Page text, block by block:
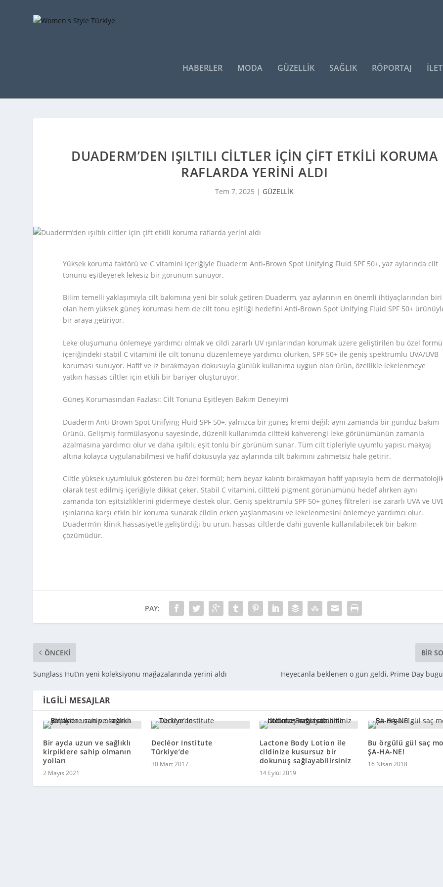
HABERLER MODA GÜZELLİK SAĞLIK RÖPORTAJ
DUADERM’DEN IŞILTILI CILTLER IÇIN ÇIFT ETKILI KORUMA
RAFLARDA YERINI ALDI
Tem 7, 2025 | GÜZELLİK
Yüksek koruma faktörü ve C vitamini içeriğiyle Duaderm Anti‑Brown Spot Unifying Fluid SPF 50+, yaz aylarında cilt
tonunu eşitleyerek lekesiz bir görünüm sunuyor.
Bilim temelli yaklaşımıyla cilt bakımına yeni bir soluk getiren Duaderm, yaz aylarının en önemli ihtiyaçlarından biri
olan hem yüksek güneş koruması hem de cilt tonu eşitliği hedefini Anti‑Brown Spot Unifying Fluid SPF 50+
bir araya getiriyor.
Leke oluşumunu önlemeye yardımcı olmak ve cildi zararlı UV ışınlarından korumak üzere geliştirilen bu özel
içeriğindeki stabil C vitamini ile cilt tonunu düzenlemeye yardımcı olurken, SPF 50+ ile geniş spektrumlu UVA/UVB
koruması sunuyor. Hafif ve iz bırakmayan dokusuyla günlük kullanıma uygun olan ürün, özellikle lekelenmeye
yatkın hassas ciltler için etkili bir bariyer oluşturuyor.
Güneş Korumasından Fazlası: Cilt Tonunu Eşitleyen Bakım Deneyimi
Duaderm Anti‑Brown Spot Unifying Fluid SPF 50+, yalnızca bir güneş kremi değil; aynı zamanda bir gündüz bakım
ürünü. Gelişmiş formülasyonu sayesinde, düzenli kullanımda ciltteki kahverengi leke görünümünün zamanla
azalmasına yardımcı olur ve daha ışıltılı, eşit tonlu bir görünüm sunar. Tüm cilt tipleriyle uyumlu yapısı, makyaj
altına kolayca uygulanabilmesi ve hafif dokusuyla yaz aylarında cilt bakımını zahmetsiz hale getirir.
Ciltle yüksek uyumluluk gösteren bu özel formül; hem beyaz kalıntı bırakmayan hafif yapısıyla hem de
olarak test edilmiş içeriğiyle dikkat çeker. Stabil C vitamini, ciltteki pigment görünümünü hedef alırken aynı
zamanda ton eşitsizliklerini gidermeye destek olur. Geniş spektrumlu SPF 50+ güneş filtreleri ise zararlı UVA ve
ışınlarına karşı etkin bir koruma sunarak cildin erken yaşlanmasını ve lekelenmesini önlemeye yardımcı olur.
Duaderm’in klinik hassasiyetle geliştirdiği bu ürün, hassas ciltlerde dahi güvenle kullanılabilecek bir bakım
çözümüdür.
PAY:
ÖNCEKI
Sunglass Hut’ın yeni koleksiyonu mağazalarında yerini aldı
BIR
Heyecanla beklenen o gün geldi, Prime Day
İLGILI MESAJLAR
Bir ayda uzun ve sağlıklı
kirpiklere sahip olmanın
yolları
2 Mayıs 2021
Decléor Institute
Türkiye’de
30 Mart 2017
Lactone Body Lotion ile
cildinize kusursuz bir
dokunuş sağlayabilirsiniz
14 Eylül 2019
Bu örgülü gül saç
ŞA-HA-NE!
16 Nisan 2018